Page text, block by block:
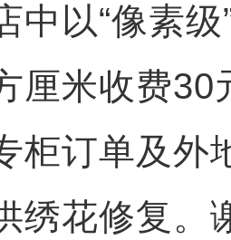
中以“像素
厘米收费30
柜订单及外
绣花修复。